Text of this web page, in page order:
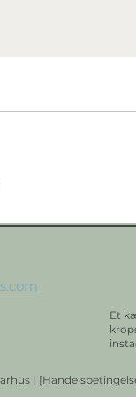
Et
| [